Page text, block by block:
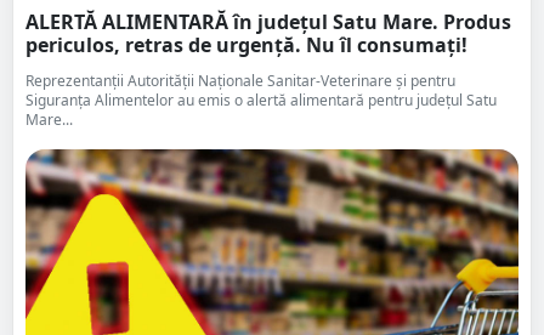
ALERTĂ ALIMENTARĂ în județul Satu Mare. Produs
periculos, retras de urgență. Nu îl consumați!
Reprezentanții Autorității Naționale Sanitar-Veterinare și pentru
Siguranța Alimentelor au emis o alertă alimentară pentru județul Satu
Mare...